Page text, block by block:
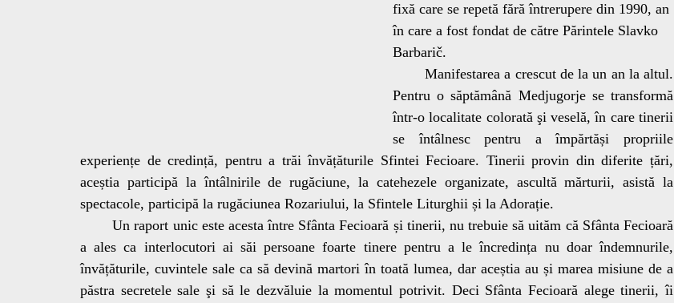
fixă care se repetă fără întrerupere din 1990, an
în care a fost fondat de către Părintele Slavko
Barbarič.
	Manifestarea a crescut de la un an la altul.
Pentru o săptămână Medjugorje se transformă
într-o localitate colorată şi veselă, în care tinerii
se întâlnesc pentru a împărtăși propriile
experiențe de credință, pentru a trăi învățăturile Sfintei Fecioare. Tinerii provin din diferite țări,
aceștia participă la întâlnirile de rugăciune, la catehezele organizate, ascultă mărturii, asistă la
spectacole, participă la rugăciunea Rozariului, la Sfintele Liturghii și la Adorație.
	Un raport unic este acesta între Sfânta Fecioară și tinerii, nu trebuie să uităm că Sfânta Fecioară
a ales ca interlocutori ai săi persoane foarte tinere pentru a le încredința nu doar îndemnurile,
învățăturile, cuvintele sale ca să devină martori în toată lumea, dar aceștia au și marea misiune de a
păstra secretele sale şi să le dezvăluie la momentul potrivit. Deci Sfânta Fecioară alege tinerii, îi